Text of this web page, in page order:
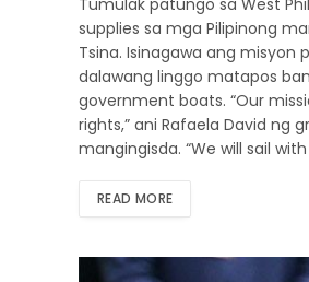
supplies sa mga Pilipinong
Tsina. Isinagawa ang misyon
dalawang linggo matapos
government boats. “Our
rights,” ani Rafaela David ng
mangingisda. “We will sail
READ MORE